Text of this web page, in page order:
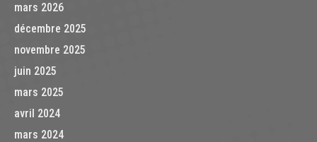
mars 2026
décembre 2025
novembre 2025
juin 2025
mars 2025
avril 2024
mars 2024